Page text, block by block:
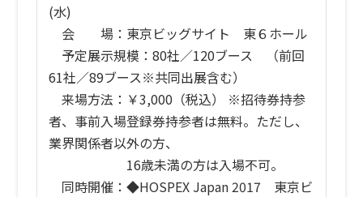
(水)
会 場：東京ビッグサイト 東６ホール
予定展示規模：80社／120ブース （前回
61社／89ブース※共同出展含む）
来場方法：￥3,000（税込） ※招待券持参
者、事前入場登録券持参者は無料。ただし、
業界関係者以外の方、
16歳未満の方は入場不可。
同時開催：◆HOSPEX Japan 2017 東京ビ